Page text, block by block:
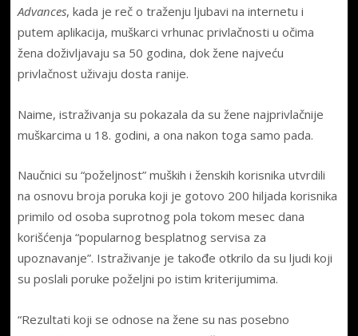
Advances, kada je reč o traženju ljubavi na internetu i
putem aplikacija, muškarci vrhunac privlačnosti u očima
žena doživljavaju sa 50 godina, dok žene najveću
privlačnost uživaju dosta ranije.
Naime, istraživanja su pokazala da su žene najprivlačnije
muškarcima u 18. godini, a ona nakon toga samo pada.
Naučnici su “poželjnost” muških i ženskih korisnika utvrdili
na osnovu broja poruka koji je gotovo 200 hiljada korisnika
primilo od osoba suprotnog pola tokom mesec dana
korišćenja “popularnog besplatnog servisa za
upoznavanje”. Istraživanje je takođe otkrilo da su ljudi koji
su poslali poruke poželjni po istim kriterijumima.
“Rezultati koji se odnose na žene su nas posebno